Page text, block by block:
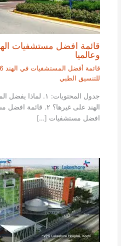
قائمة افضل مستشفيات
وعالميا
قائمة أفضل المستشفيات في الهند 2026
للتنسيق الطبي
جدول المحتويات: ١.
افضل مستشفيات […]